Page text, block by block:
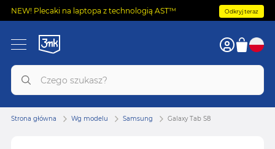
NEW! Plecaki na laptopa z technologią AST™ Odkryj teraz
Strona główna Wg modelu Samsung Galaxy Tab S8